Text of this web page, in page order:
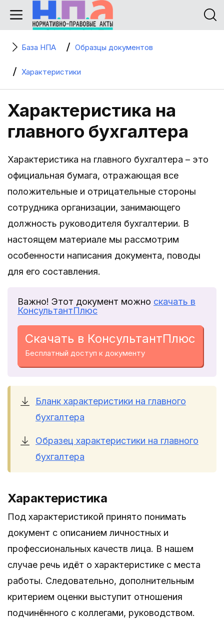
База НПА Образцы документов
Характеристики
Характеристика на
главного бухгалтера
Характеристика на главного бухгалтера – это
официальная бумага, отражающая все
положительные и отрицательные стороны
сотрудника организации, занимающего
должность руководителя бухгалтерии. В
настоящем материале мы рассмотрим
особенности написания документа, поводы
для его составления.
Важно! Этот документ можно скачать в
КонсультантПлюс
Скачать в КонсультантПлюс
Бесплатный доступ к документу
Бланк характеристики на главного
бухгалтера
Образец характеристики на главного
бухгалтера
Характеристика
Под характеристикой принято понимать
документ с описанием личностных и
профессиональных качеств лица. В нашем
случае речь идёт о характеристике с места
работы. Следовательно, дополнительным
критерием оценки выступит отношения
подчинённого с коллегами, руководством.